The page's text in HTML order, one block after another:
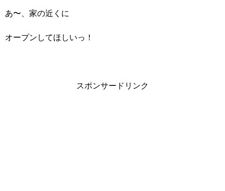
あ〜、家の近くに
オープンしてほしいっ！
スポンサードリンク